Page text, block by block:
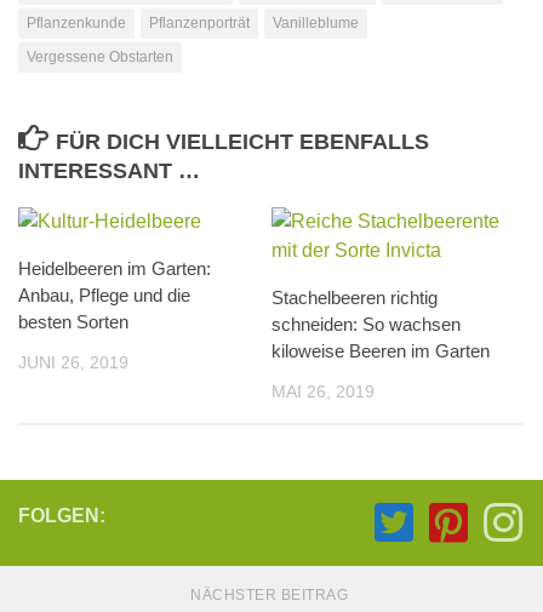
Pflanzenkunde
Pflanzenporträt
Vanilleblume
Vergessene Obstarten
FÜR DICH VIELLEICHT EBENFALLS
INTERESSANT …
Heidelbeeren im Garten:
Anbau, Pflege und die
besten Sorten
JUNI 26, 2019
Stachelbeeren richtig
schneiden: So wachsen
kiloweise Beeren im Garten
MAI 26, 2019
FOLGEN:
NÄCHSTER BEITRAG